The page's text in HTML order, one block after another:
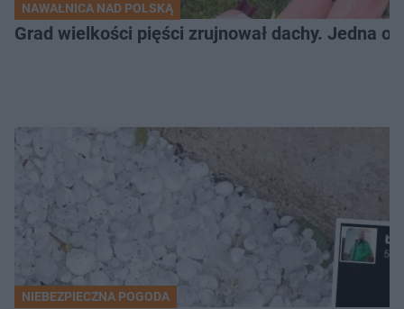
NAWAŁNICA NAD POLSKĄ
Grad wielkości pięści zrujnował dachy. Jedna
NIEBEZPIECZNA POGODA